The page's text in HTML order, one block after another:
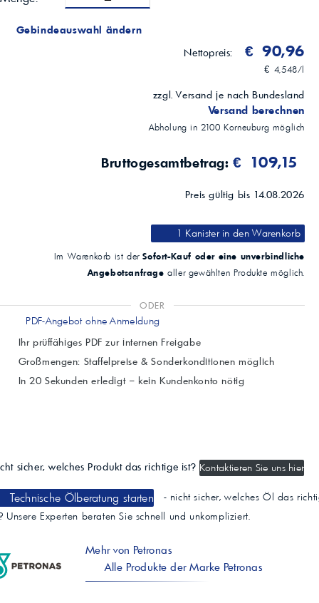
Gebindeauswahl ändern
Nettopreis:
€ 90,96
€ 4,548/l
zzgl. Versand je nach Bundesland
Versand berechnen
Abholung in2100 Korneuburg möglich
Bruttogesamtbetrag:€ 109,15
Preis gültig bis 14.08.2026
1 Kanisterin den Warenkorb
Im Warenkorb ist derSofort-Kauf oder eine unverbindliche
Angebotsanfrage aller gewählten Produkte möglich.
ODER
PDF-Angebot ohne Anmeldung
Ihr prüffähiges PDF zur internen Freigabe
Großmengen: Staffelpreise & Sonderkonditionen möglich
In 20 Sekunden erledigt – kein Kundenkonto nötig
sicher, welches Produkt das richtige ist? Kontaktieren Sie uns hier
Technische Ölberatung starten
- nicht sicher, welches Öl das
Unsere Experten beraten Sie schnell und unkompliziert.
Mehr von Petronas
Alle Produkte der Marke Petronas